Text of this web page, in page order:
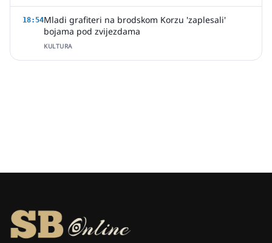
18:54Mladi grafiteri na brodskom Korzu 'zaplesali'
bojama pod zvijezdama
KULTURA